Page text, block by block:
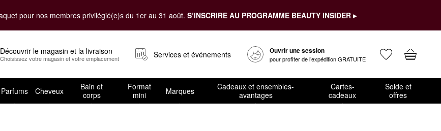
pour nos membres privilégié(e)s du 1er au 31 août. S’INSCRIRE AU PROGRAMME BEAUTY INSIDER ▸
Découvrir le magasin et la livraison
Choisissez votre magasin et votre emplacement Services et événements Ouvrir une session
pour profiter de l’expédition GRATUITE
Parfums Cheveux
Bain et
corps
Format
mini
Marques
Cadeaux et ensembles-
avantages
Cartes-
cadeaux
Solde et
offres